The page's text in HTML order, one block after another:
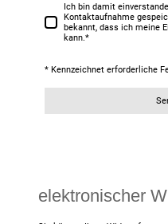
Ich bin damit
Kontaktaufnahme
bekannt, dass ich meine
kann.*
* Kennzeichnet erforderliche
elektronischer